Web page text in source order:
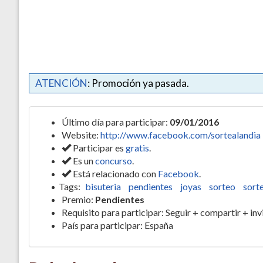
ATENCIÓN: Promoción ya pasada.
Último día para participar: 09/01/2016
Website: http://www.facebook.com/sortealandia
Participar es gratis.
Es unconcurso.
Está relacionado con Facebook.
Tags: bisuteria pendientes joyas sorteo
Premio: Pendientes
Requisito para participar: Seguir + compartir +
País para participar: España